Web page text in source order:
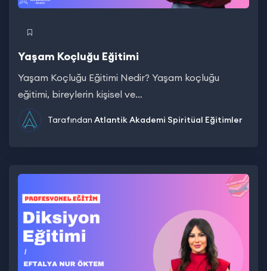
Yaşam Koçluğu Eğitimi
Yaşam Koçluğu Eğitimi Nedir? Yaşam koçluğu
eğitimi, bireylerin kişisel ve…
Tarafından Atlantik Akademi Spiritüal Eğitimler